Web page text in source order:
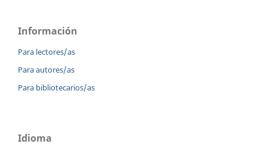
Información
Para lectores/as
Para autores/as
Para bibliotecarios/as
Idioma